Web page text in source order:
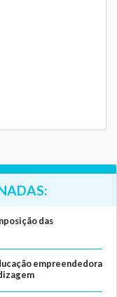
das
empreendedora